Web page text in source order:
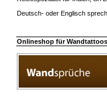
Deutsch- oder Englisch
Onlineshop für Wandtattoos